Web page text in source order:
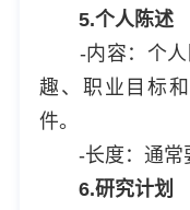
5.个人陈述
-内容：个人
趣、职业目标
件。
-长度：通常要
6.研究计划